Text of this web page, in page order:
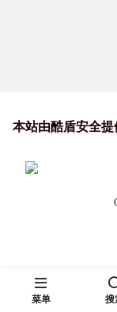
本站由酷盾安全
菜单 搜